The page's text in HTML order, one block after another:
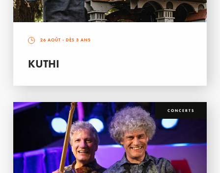
26 AOÛT - DÈS 3 ANS
KUTHI
CONCERTS